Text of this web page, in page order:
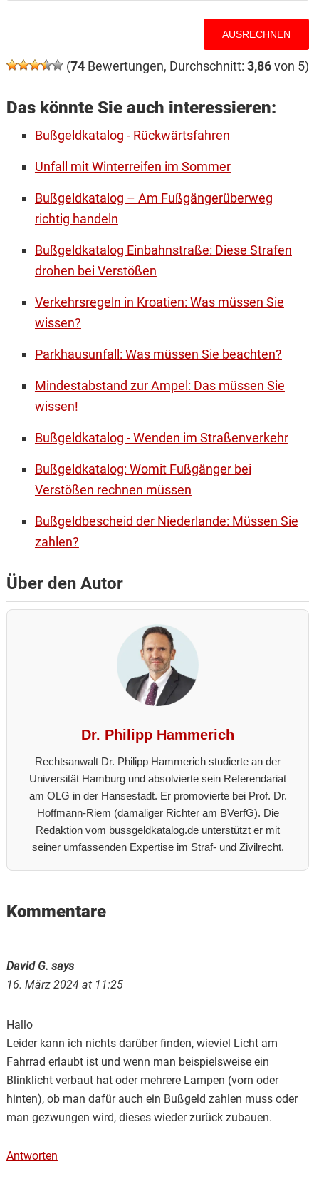
(74Bewertungen, Durchschnitt: 3,86von 5)
Das könnte Sie auch interessieren:
Bußgeldkatalog - Rückwärtsfahren
Unfall mit Winterreifen im Sommer
Bußgeldkatalog – Am Fußgängerüberweg
richtig handeln
Bußgeldkatalog Einbahnstraße: Diese Strafen
drohen bei Verstößen
Verkehrsregeln in Kroatien: Was müssen Sie
wissen?
Parkhausunfall: Was müssen Sie beachten?
Mindestabstand zur Ampel: Das müssen Sie
wissen!
Bußgeldkatalog - Wenden im Straßenverkehr
Bußgeldkatalog: Womit Fußgänger bei
Verstößen rechnen müssen
Bußgeldbescheid der Niederlande: Müssen Sie
zahlen?
Über den Autor
Dr. Philipp Hammerich
Rechtsanwalt Dr. Philipp Hammerich studierte an der
Universität Hamburg und absolvierte sein Referendariat
am OLG in der Hansestadt. Er promovierte bei Prof. Dr.
Hoffmann-Riem (damaliger Richter am BVerfG). Die
Redaktion vom bussgeldkatalog.de unterstützt er mit
seiner umfassenden Expertise im Straf- und Zivilrecht.
Reader
Kommentare
David G. says
16. März 2024 at 11:25
Hallo
Leider kann ich nichts darüber finden, wieviel Licht am
Fahrrad erlaubt ist und wenn man beispielsweise ein
Blinklicht verbaut hat oder mehrere Lampen (vorn oder
hinten), ob man dafür auch ein Bußgeld zahlen muss oder
man gezwungen wird, dieses wieder zurück zubauen.
Antworten